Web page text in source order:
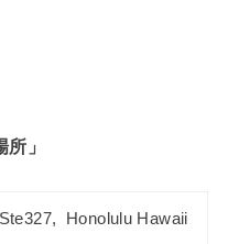
」
Honolulu Hawaii